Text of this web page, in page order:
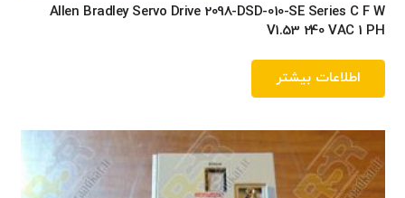
Allen Bradley Servo Drive 2098-DSD-010-SE Series C F W
V1.53 240 VAC 1 PH
اطلاعات بیشتر